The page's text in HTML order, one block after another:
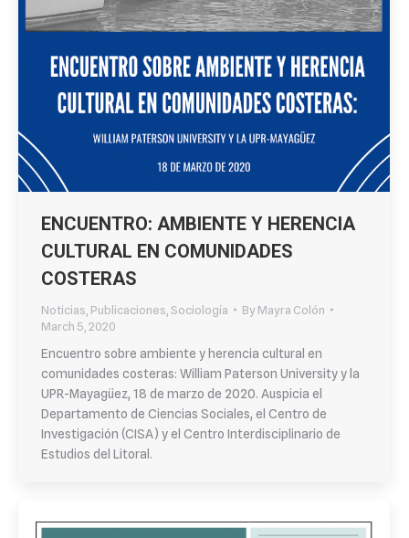
ENCUENTRO: AMBIENTE Y HERENCIA
CULTURAL EN COMUNIDADES
COSTERAS
Noticias Publicaciones Sociología ByMayra Colón
March 5, 2020
Encuentro sobre ambiente y herencia cultural en
comunidades costeras: William Paterson University y la
UPR-Mayagüez, 18 de marzo de 2020. Auspicia el
Departamento de Ciencias Sociales, el Centro de
Investigación (CISA) y el Centro Interdisciplinario de
Estudios del Litoral.